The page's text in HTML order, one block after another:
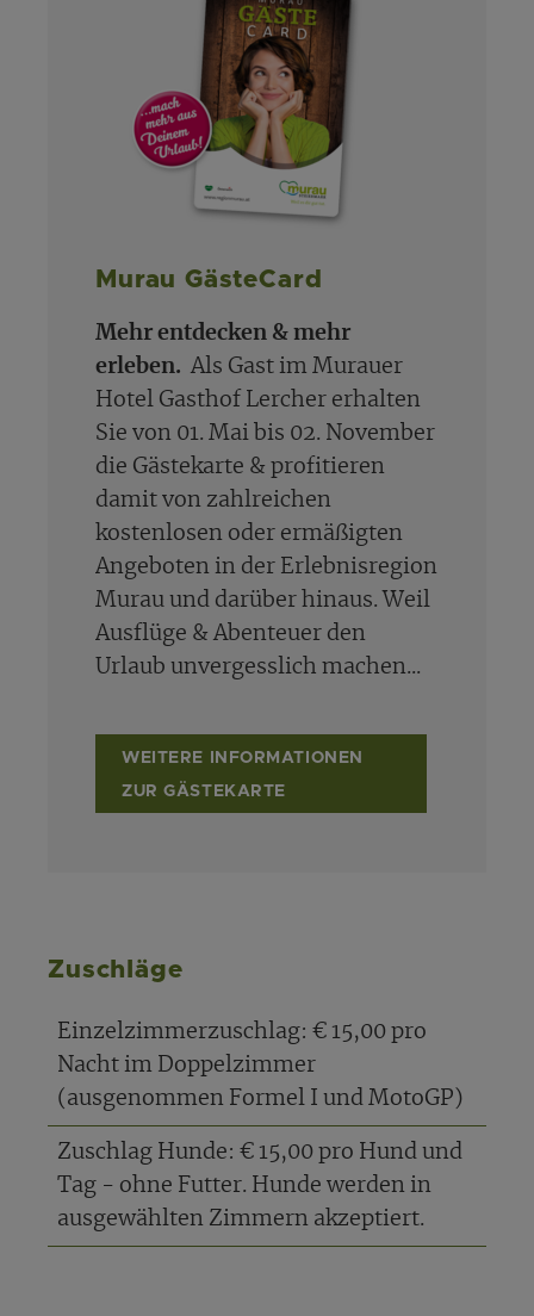
Murau GästeCard
Mehr entdecken & mehr
erleben. Als Gast im Murauer
Hotel Gasthof Lercher erhalten
Sie von 01. Mai bis 02. November
die Gästekarte & profitieren
damit von zahlreichen
kostenlosen oder ermäßigten
Angeboten in der Erlebnisregion
Murau und darüber hinaus. Weil
Ausflüge & Abenteuer den
Urlaub unvergesslich machen...
WEITERE INFORMATIONEN
ZUR GÄSTEKARTE
Zuschläge
Einzelzimmerzuschlag: € 15,00 pro
Nacht im Doppelzimmer
(ausgenommen Formel I und MotoGP)
Zuschlag Hunde: € 15,00 pro Hund und
Tag - ohne Futter. Hunde werden in
ausgewählten Zimmern akzeptiert.